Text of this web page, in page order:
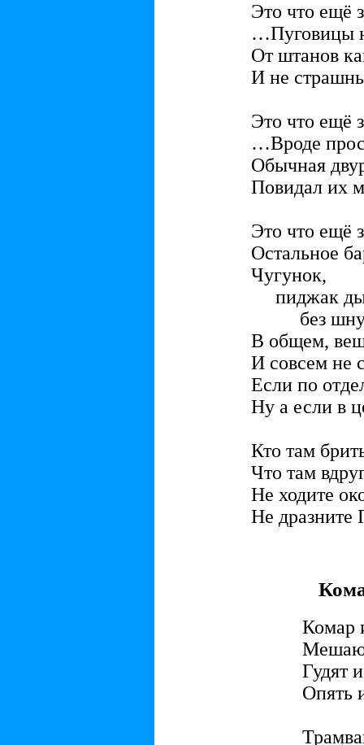
Это что ещё
…Пуговицы
От штанов
И не
Это что ещё
…Вроде
Обычная
Повидал их
Это что ещё
Остальное
Чугунок,
пиджак
без
В общем,
И совсем не
Если по
Ну а если в
Кто там
Что там
Не ходите
Не
Комар
Гудят
Опять